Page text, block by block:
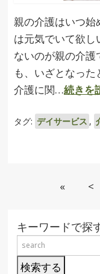
親の介護はいつ始
は元気でいて欲し
ないのが親の介護
も、いざとなっ
介護に関…続きを
タグ: デイサービス ,
« <
キーワードで探